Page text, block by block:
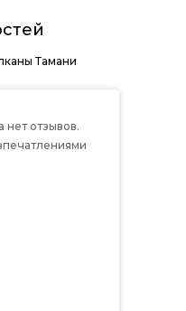
Тамани
нет отзывов.